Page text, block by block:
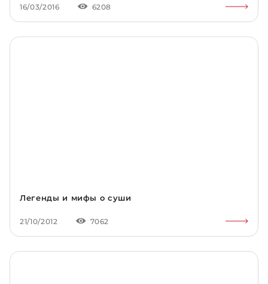
продукты обретают равномерный оттенок.
нежёсткой, воздушной, с идеальным и
16/03/2016 6208
Легенды и мифы о суши
21/10/2012 7062